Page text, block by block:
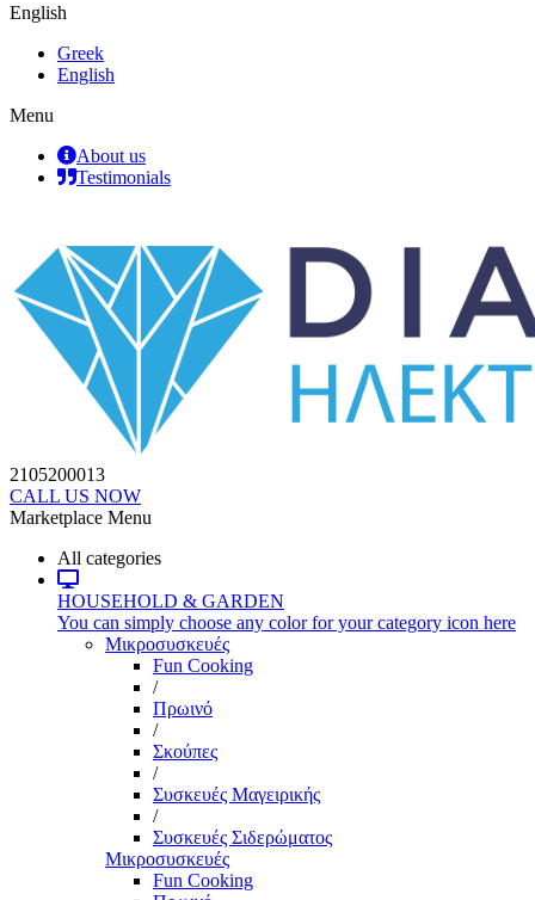
English
Greek
English
Menu
About us
Testimonials
2105200013
CALL US NOW
Marketplace Menu
All categories
HOUSEHOLD & GARDEN
You can simply choose any color for your category icon here
Μικροσυσκευές
Fun Cooking
/
Πρωινό
/
Σκούπες
/
Συσκευές Μαγειρικής
/
Συσκευές Σιδερώματος
Μικροσυσκευές
Fun Cooking